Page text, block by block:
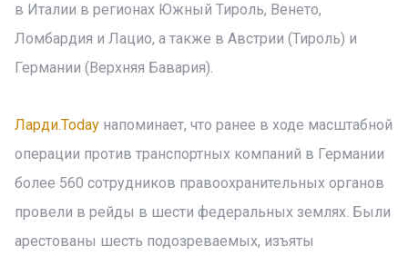
в Италии в регионах Южный Тироль, Венето,
Ломбардия и Лацио, а также в Австрии (Тироль) и
Германии (Верхняя Бавария).
Ларди.Today напоминает, что ранее в ходе масштабной
операции против транспортных компаний в Германии
более 560 сотрудников правоохранительных органов
провели в рейды в шести федеральных землях. Были
арестованы шесть подозреваемых, изъяты